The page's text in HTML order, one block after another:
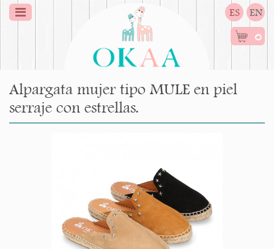
ES EN
0
Alpargata mujer tipo MULE en piel
serraje con estrellas.